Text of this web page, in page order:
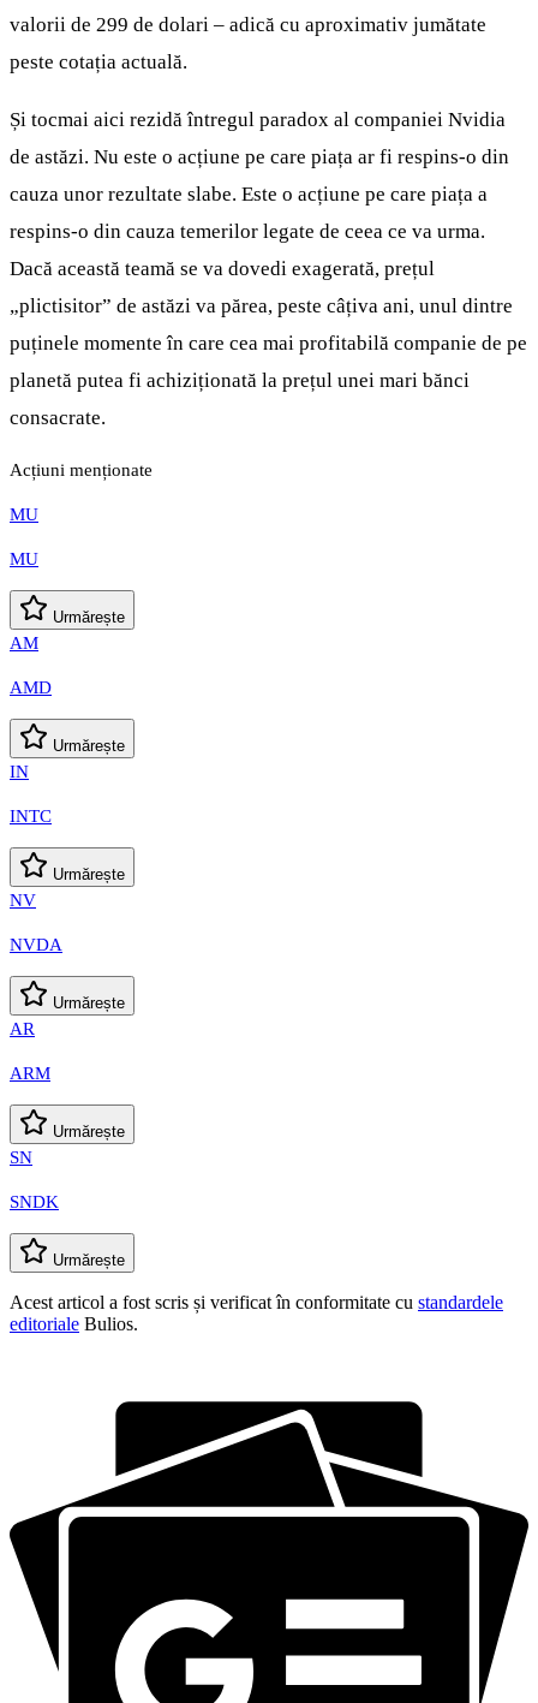
valorii de 299 de dolari – adică cu aproximativ jumătate
peste cotația actuală.
Și tocmai aici rezidă întregul paradox al companiei Nvidia
de astăzi. Nu este o acțiune pe care piața ar fi respins-o din
cauza unor rezultate slabe. Este o acțiune pe care piața a
respins-o din cauza temerilor legate de ceea ce va urma.
Dacă această teamă se va dovedi exagerată, prețul
„plictisitor” de astăzi va părea, peste câțiva ani, unul dintre
puținele momente în care cea mai profitabilă companie de pe
planetă putea fi achiziționată la prețul unei mari bănci
consacrate.
Acțiuni menționate
MU
MU
Urmărește
AM
AMD
Urmărește
IN
INTC
Urmărește
NV
NVDA
Urmărește
AR
ARM
Urmărește
SN
SNDK
Urmărește
Acest articol a fost scris și verificat în conformitate cu standardele
editoriale Bulios.